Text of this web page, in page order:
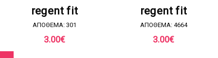
regent fit
ΑΠΟΘΕΜΑ: 301
3.00€
regent fit
ΑΠΟΘΕΜΑ: 4664
3.00€